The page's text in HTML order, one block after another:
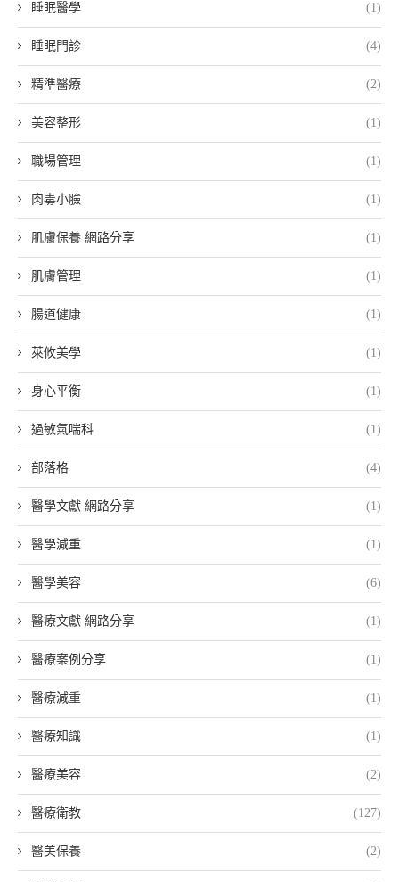
睡眠醫學 (1)
睡眠門診 (4)
精準醫療 (2)
美容整形 (1)
職場管理 (1)
肉毒小臉 (1)
肌膚保養 網路分享 (1)
肌膚管理 (1)
腸道健康 (1)
萊攸美學 (1)
身心平衡 (1)
過敏氣喘科 (1)
部落格 (4)
醫學文獻 網路分享 (1)
醫學減重 (1)
醫學美容 (6)
醫療文獻 網路分享 (1)
醫療案例分享 (1)
醫療減重 (1)
醫療知識 (1)
醫療美容 (2)
醫療衛教 (127)
醫美保養 (2)